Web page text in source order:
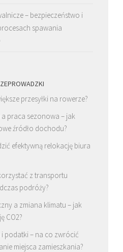
– bezpieczeństwo i
spawania
przesyłki na rowerze?
praca sezonowa – jak
źródło dochodu?
efektywną relokację biura
z transportu
podróży?
a zmiana klimatu – jak
CO2?
podatki – na co zwrócić
miejsca zamieszkania?